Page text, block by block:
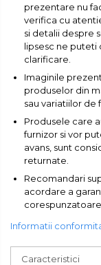
Intretinere &
Scule pentru
esapament
Pistol Silicon
Termometru
Menghina de
si alte domenii
Suruburi si dibluri
Carlige de
Dispozitive de
Accesorii &
Spalatorie Auto
Masina de taiat
Utilaje tamplarie
Aeroterme si
Bormasini &
Compresoare
prezentare nu
verifica cu
si detalii despre
lipsesc ne puteti
clarificare.
Imaginile
produselor din
sau variatiilor de
Produsele care
furnizor si vor
avans, sunt
returnate.
Recomandari
acordare a
Informatii
Caracteristici